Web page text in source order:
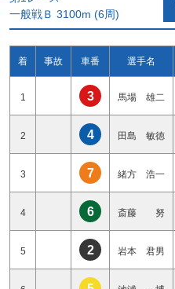
一般戦Ｂ 3100m (6周)
着 事故 車番 選手名
1 3 馬場 雄二
2 4 田島 敏徳
3 7 緒方 浩一
4 6 斎藤 努
5 2 岩本 君男